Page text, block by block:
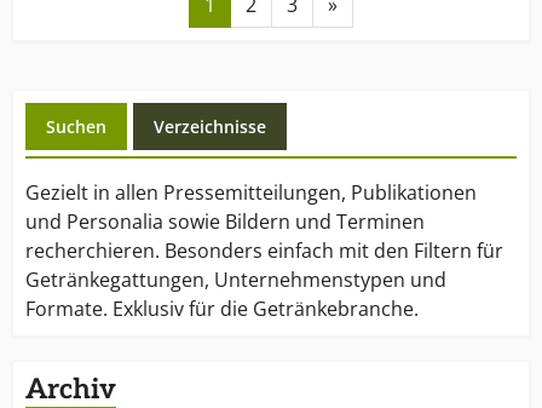
Suchen Verzeichnisse
Gezielt in allen Pressemitteilungen, Publikationen
und Personalia sowie Bildern und Terminen
recherchieren. Besonders einfach mit den Filtern für
Getränkegattungen, Unternehmenstypen und
Formate. Exklusiv für die Getränkebranche.
Archiv